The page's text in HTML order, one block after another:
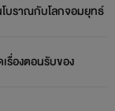
บราณกับโลกจอมยุทธ์
รื่องตอนรับของ